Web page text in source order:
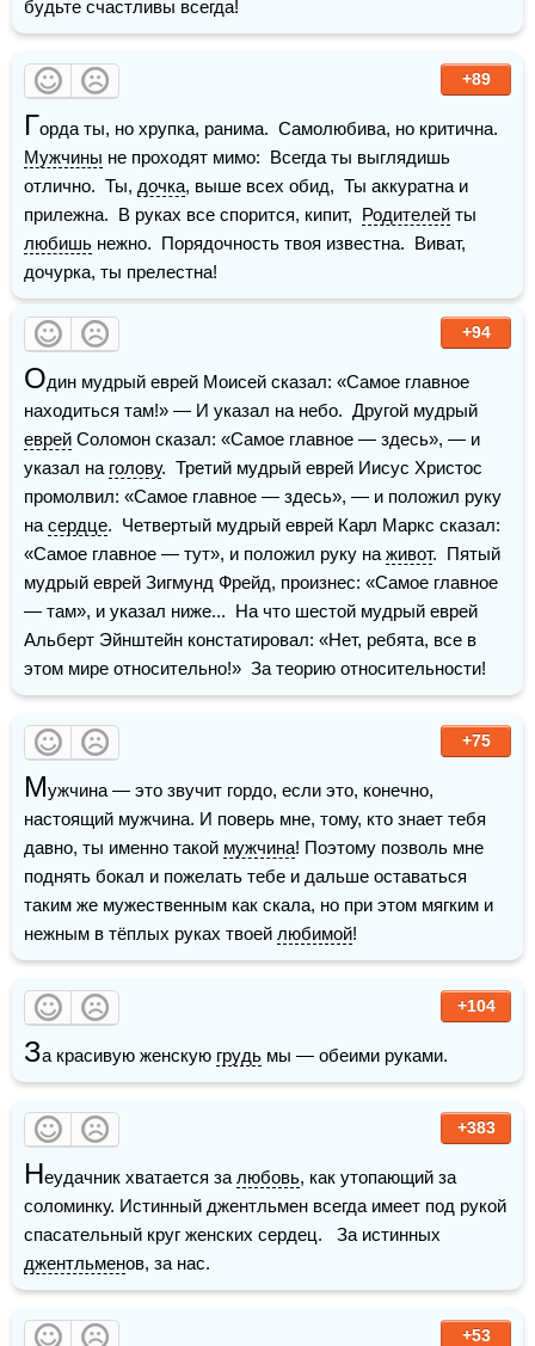
будьте счастливы всегда!
+89
Г
Мужчины не проходят мимо:  Всегда ты выглядишь
отлично.  Ты, дочка, выше всех обид,  Ты аккуратна и
прилежна.  В руках все спорится, кипит, Родителей
любишь нежно.  Порядочность твоя известна.  Виват,
дочурка, ты прелестна!
+94
Один мудрый еврей Моисей сказал: «Самое главное
еврей Соломон сказал: «Самое главное — здесь», — и
указал на голову.  Третий мудрый еврей Иисус Христос
промолвил: «Самое главное — здесь», — и положил руку
на сердце.  Четвертый мудрый еврей Карл Маркс сказал:
«Самое главное — тут», и положил руку на живот.  Пятый
мудрый еврей Зигмунд Фрейд, произнес: «Самое главное
— там», и указал ниже...  На что шестой мудрый еврей
Альберт Эйнштейн констатировал: «Нет, ребята, все в
этом мире относительно!»  За теорию относительности!
+75
Мужчина — это звучит гордо, если это, конечно,
настоящий мужчина. И поверь мне, тому, кто знает тебя
давно, ты именно такой мужчина! Поэтому позволь мне
поднять бокал и пожелать тебе и дальше оставаться
таким же мужественным как скала, но при этом мягким и
нежным в тёплых руках твоей любимой!
+104
За красивую женскую грудь мы — обеими руками.
+383
Неудачник хватается за любовь, как утопающий за
соломинку. Истинный джентльмен всегда имеет под рукой
джентльменов, за нас.
+53